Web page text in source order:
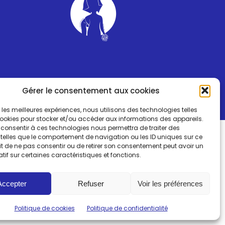
Gérer le consentement aux cookies
les meilleures expériences, nous utilisons des technologies telles
pour stocker et/ou accéder aux informations des appareils.
consentir à ces technologies nous permettra de traiter des
que le comportement de navigation ou les ID uniques sur ce
de ne pas consentir ou de retirer son consentement peut avoir un
sur certaines caractéristiques et fonctions.
Refuser Voir les préférences
Politique de cookies Politique de confidentialité